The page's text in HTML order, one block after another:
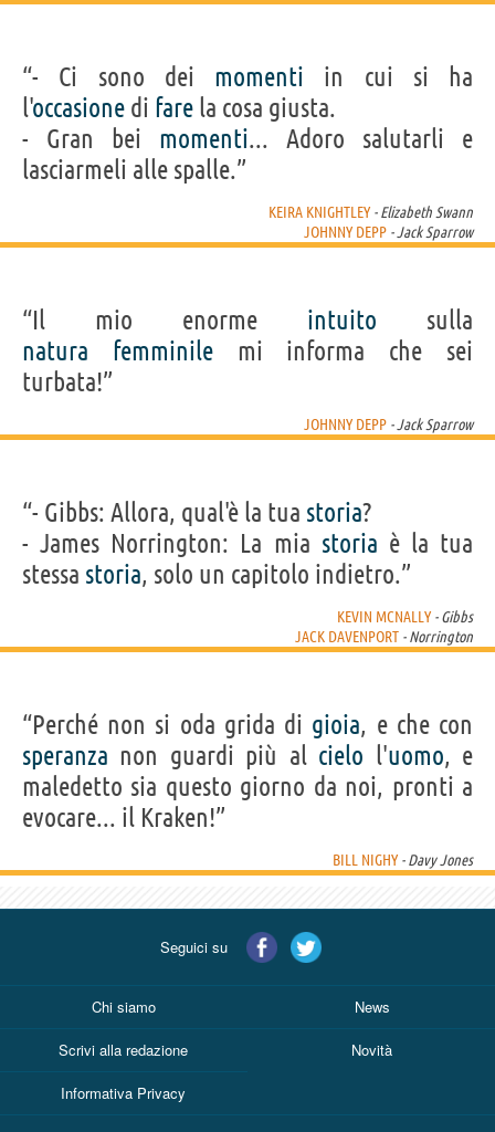
“- Ci sono dei momenti in cui si ha
l'occasione di fare la cosa giusta.
- Gran bei momenti... Adoro salutarli e
lasciarmeli alle spalle.”
KEIRA KNIGHTLEY - Elizabeth Swann
JOHNNY DEPP - Jack Sparrow
“Il mio enorme intuito sulla
natura
femminilemi informa che sei
turbata!”
JOHNNY DEPP - Jack Sparrow
“- Gibbs: Allora, qual'è la tua storia?
- James Norrington: La mia storia è la tua
stessa storia, solo un capitolo indietro.”
KEVIN MCNALLY - Gibbs
JACK DAVENPORT - Norrington
“Perché non si oda grida di gioia, e che con
speranza non guardi più al cielo l'uomo, e
maledetto sia questo giorno da noi, pronti a
evocare... il Kraken!”
BILL NIGHY - Davy Jones
Seguici su
Chi siamo News
Scrivi alla redazione Novità
Informativa Privacy